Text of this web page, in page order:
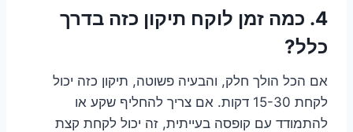
4. כמה זמן לוקח תיקון כזה בדרך
כלל?
אם הכל הולך חלק, והבעיה פשוטה, תיקון כזה יכול
לקחת 15-30 דקות. אם צריך להחליף שקע או
להתמודד עם קופסה בעייתית, זה יכול לקחת קצת